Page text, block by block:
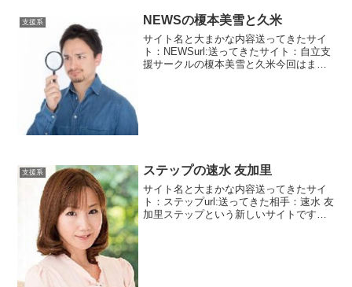
2022...
支援系 NEWSの榎本美雪と久米
サイト名と大まかな内容送ってきたサイ
ト：NEWSurl:送ってきたサイト：自立支
援サークルの榎本美雪と久米今回はまと
支援系 ステップの速水 友加里
サイト名と大まかな内容送ってきたサイ
ト：ステップurl:送ってきた相手：速水 友
加里ステップという新しいサイトです。